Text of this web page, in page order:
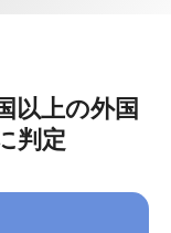
以上の外国
判定